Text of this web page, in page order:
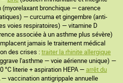
bronchique — carence
— curcuma et gingembre (anti-
voies respiratoires) — vitamine D
associée à un asthme plus sévère)
jamais le traitement médical
des crises :traiter la rhinite allergique
l'asthme — voie aérienne unique) —
°C literie + aspiration HEPA —arrêt du
vaccination antigrippale annuelle